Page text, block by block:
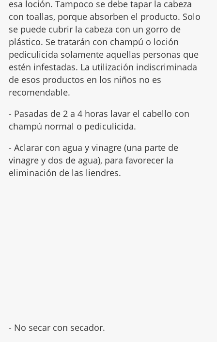
esa loción. Tampoco se debe tapar la cabeza
con toallas, porque absorben el producto. Solo
se puede cubrir la cabeza con un gorro de
plástico. Se tratarán con champú o loción
pediculicida solamente aquellas personas que
estén infestadas. La utilización indiscriminada
de esos productos en los niños no es
recomendable.
- Pasadas de 2 a 4 horas lavar el cabello con
champú normal o pediculicida.
- Aclarar con agua y vinagre (una parte de
vinagre y dos de agua), para favorecer la
eliminación de las liendres.
- No secar con secador.